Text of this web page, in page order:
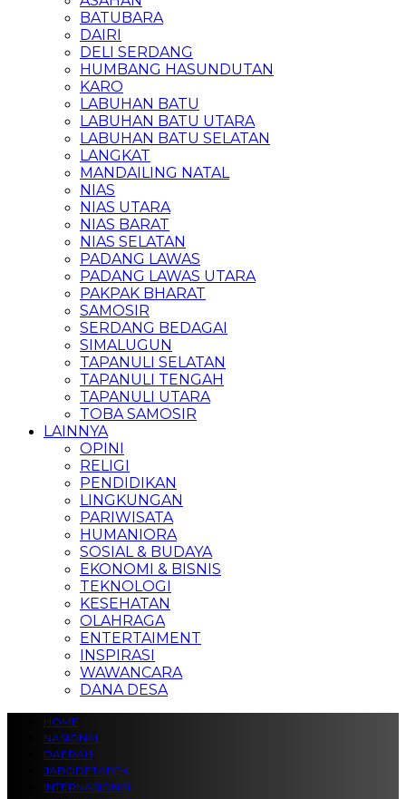
BATUBARA
DAIRI
DELI SERDANG
HUMBANG HASUNDUTAN
KARO
LABUHAN BATU
LABUHAN BATU UTARA
LABUHAN BATU SELATAN
LANGKAT
MANDAILING NATAL
NIAS
NIAS UTARA
NIAS BARAT
NIAS SELATAN
PADANG LAWAS
PADANG LAWAS UTARA
PAKPAK BHARAT
SAMOSIR
SERDANG BEDAGAI
SIMALUGUN
TAPANULI SELATAN
TAPANULI TENGAH
TAPANULI UTARA
TOBA SAMOSIR
LAINNYA
OPINI
RELIGI
PENDIDIKAN
LINGKUNGAN
PARIWISATA
HUMANIORA
SOSIAL & BUDAYA
EKONOMI & BISNIS
TEKNOLOGI
KESEHATAN
OLAHRAGA
ENTERTAIMENT
INSPIRASI
WAWANCARA
DANA DESA
HOME
NASIONAL
DAERAH
JABODETABEK
INTERNASIONAL